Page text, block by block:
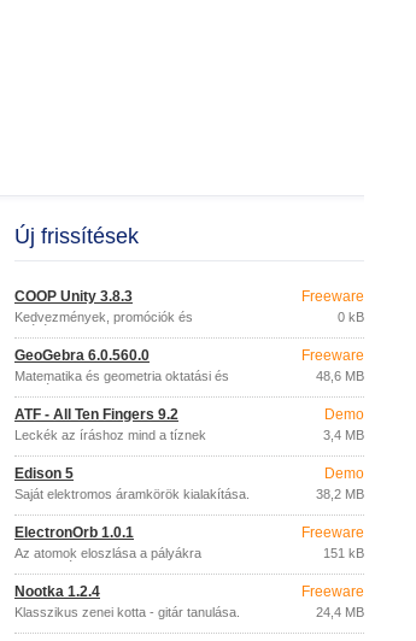
Új frissítések
COOP Unity 3.8.3
Kedvezmények, promóciók és
szórólapok mobilra
Freeware
0 kB
GeoGebra 6.0.560.0
Matematika és geometria oktatási és
oktatási programja
Freeware
48,6 MB
ATF - All Ten Fingers 9.2
Leckék az íráshoz mind a tíznek
Demo
3,4 MB
Edison 5
Saját elektromos áramkörök kialakítása.
Demo
38,2 MB
ElectronOrb 1.0.1
Az atomok eloszlása ​​a pályákra
protonszám szerint.
Freeware
151 kB
Nootka 1.2.4
Klasszikus zenei kotta - gitár tanulása.
Freeware
24,4 MB